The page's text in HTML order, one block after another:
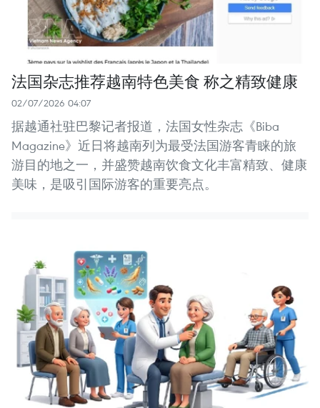
法国杂志推荐越南特色美食 称之精致健康
02/07/2026 04:07
据越通社驻巴黎记者报道，法国女性杂志《Biba
Magazine》近日将越南列为最受法国游客青睐的旅
游目的地之一，并盛赞越南饮食文化丰富精致、健康
美味，是吸引国际游客的重要亮点。